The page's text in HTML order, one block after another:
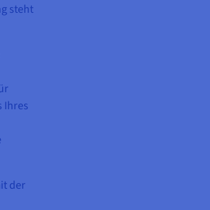
steht
Ihres
der